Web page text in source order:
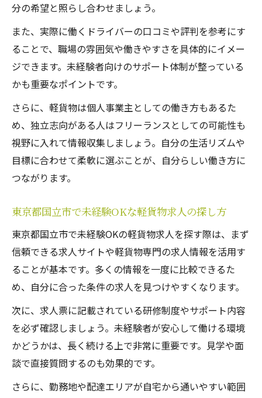
分の希望と照らし合わせましょう。
また、実際に働くドライバーの口コミや評判を参考にす
ることで、職場の雰囲気や働きやすさを具体的にイメー
ジできます。未経験者向けのサポート体制が整っている
かも重要なポイントです。
さらに、軽貨物は個人事業主としての働き方もあるた
め、独立志向がある人はフリーランスとしての可能性も
視野に入れて情報収集しましょう。自分の生活リズムや
目標に合わせて柔軟に選ぶことが、自分らしい働き方に
つながります。
東京都国立市で未経験OKな軽貨物求人の探し方
東京都国立市で未経験OKの軽貨物求人を探す際は、まず
信頼できる求人サイトや軽貨物専門の求人情報を活用す
ることが基本です。多くの情報を一度に比較できるた
め、自分に合った条件の求人を見つけやすくなります。
次に、求人票に記載されている研修制度やサポート内容
を必ず確認しましょう。未経験者が安心して働ける環境
かどうかは、長く続ける上で非常に重要です。見学や面
談で直接質問するのも効果的です。
さらに、勤務地や配達エリアが自宅から通いやすい範囲